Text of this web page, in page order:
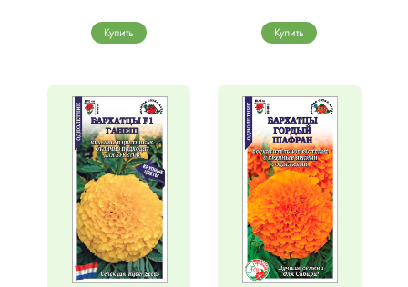
Купить Купить